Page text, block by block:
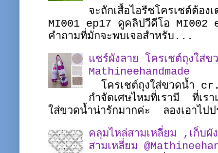
จะถักเสื้อไอรีชโครเชต์ต้อ
MI001 ep17 ดูคลิปวีดีโอ MI002
คำถามที่มักจะพบเจอสำหรับ...
แชร์ผังลาย โครเชต์ถุงใส่ข
Mathineehandmade
โครเชต์ถุงใส่ขวดน้ำ
กำจัดเศษไหมที่เรามี ที่เร
ใส่ขวดน้ำน่ารักมากค่ะ ลองเอาไ
คลุมไหล่สามเหลี่ยม ,เก็บผั
สามเหลี่ยม